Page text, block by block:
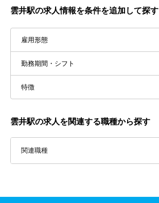
雲井駅の求人情報を条件を追加して探す
雇用形態
勤務期間・シフト
特徴
雲井駅の求人を関連する職種から探す
関連職種